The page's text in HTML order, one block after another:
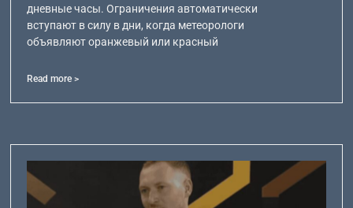
дневные часы. Ограничения автоматически
вступают в силу в дни, когда метеорологи
объявляют оранжевый или красный
Read more >